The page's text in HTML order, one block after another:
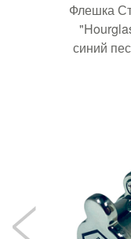
Флешка
синий